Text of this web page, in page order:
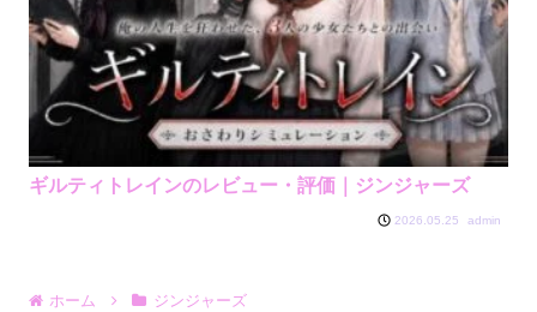
ギルティトレインのレビュー・評価｜ジンジャーズ
2026.05.25 admin
ホーム ジンジャーズ